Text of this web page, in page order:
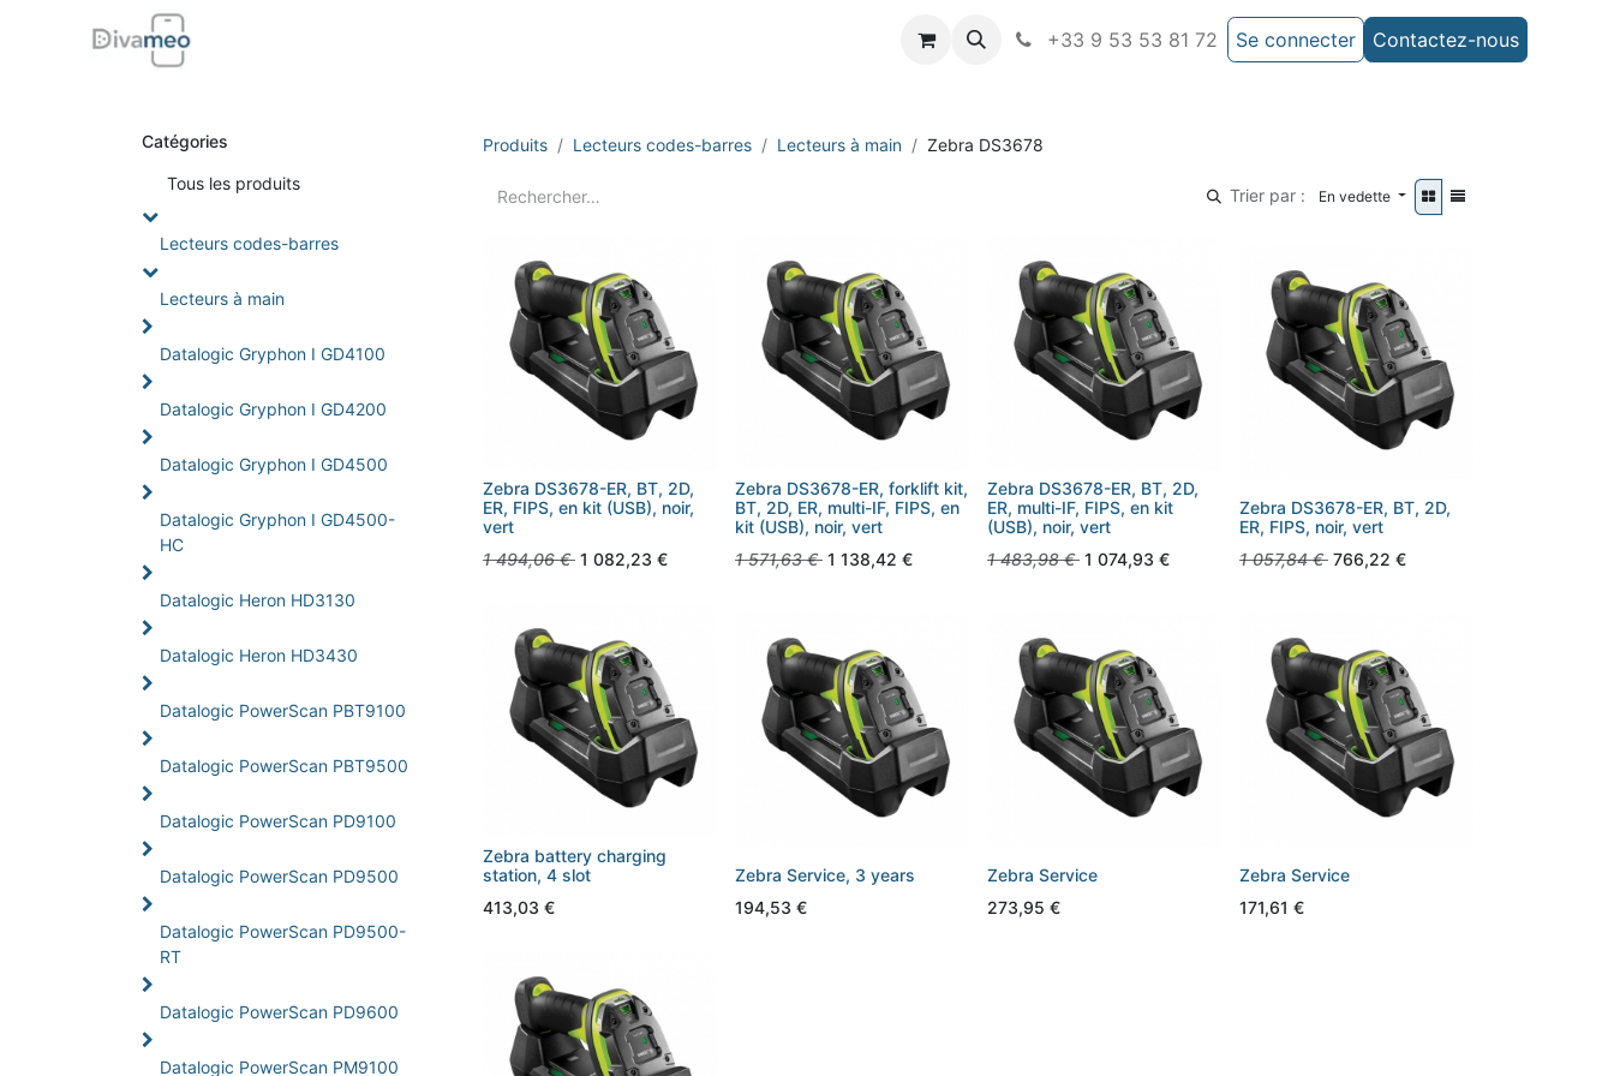
+33 9 53 53 81 72 Se connecter Contactez-nous
Catégories
Tous les produits
Lecteurs codes-barres
Lecteurs à main
Datalogic Gryphon I GD4100
Datalogic Gryphon I GD4200
Datalogic Gryphon I GD4500
Datalogic Gryphon I GD4500-
HC
Datalogic Heron HD3130
Datalogic Heron HD3430
Datalogic PowerScan PBT9100
Datalogic PowerScan PBT9500
Datalogic PowerScan PD9100
Datalogic PowerScan PD9500
Datalogic PowerScan PD9500-
RT
Datalogic PowerScan PD9600
Datalogic PowerScan PM9100
Produits Lecteurs codes-barres Lecteurs à main Zebra DS3678
Trier par : En vedette
Zebra DS3678-ER, BT, 2D,
ER, FIPS, en kit (USB), noir,
vert
1 494,06€ 1 082,23 €
Zebra DS3678-ER, forklift kit,
BT, 2D, ER, multi-IF, FIPS, en
kit (USB), noir, vert
1 571,63€ 1 138,42 €
Zebra DS3678-ER, BT, 2D,
ER, multi-IF, FIPS, en kit
(USB), noir, vert
1 483,98€ 1 074,93 €
Zebra DS3678-ER, BT, 2D,
ER, FIPS, noir, vert
1 057,84€ 766,22 €
Zebra battery charging
station, 4 slot
413,03 €
Zebra Service, 3 years
194,53 €
Zebra Service
273,95 €
Zebra Service
171,61 €